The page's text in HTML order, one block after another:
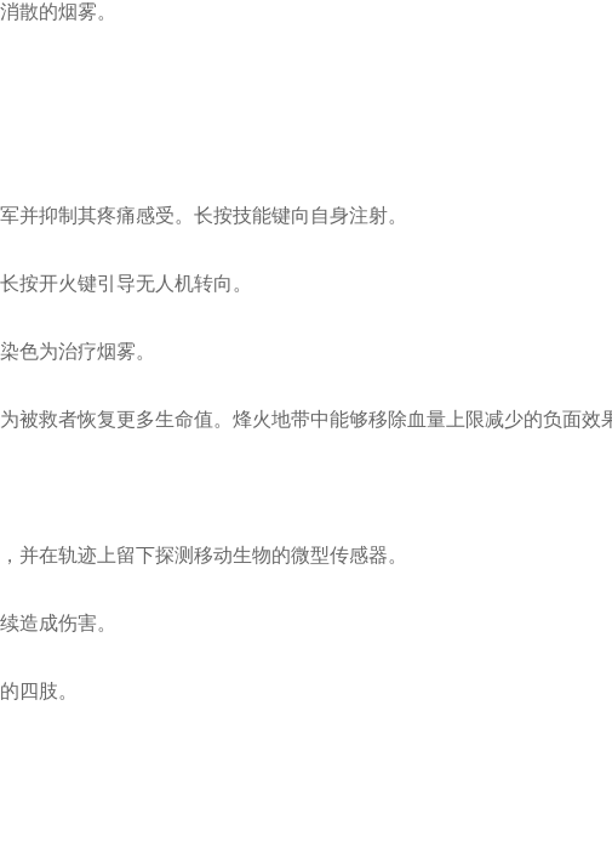
散的烟雾。
并抑制其疼痛感受。长按技能键向自身注射。
按开火键引导无人机转向。
色为治疗烟雾。
被救者恢复更多生命值。烽火地带中能够移除血量上限减少的负面效
并在轨迹上留下探测移动生物的微型传感器。
造成伤害。
四肢。